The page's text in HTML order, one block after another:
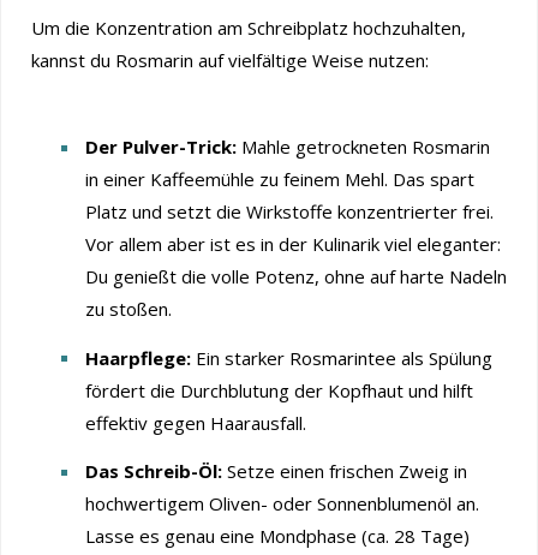
Um die Konzentration am Schreibplatz hochzuhalten,
kannst du Rosmarin auf vielfältige Weise nutzen:
Der Pulver-Trick: Mahle getrockneten Rosmarin
in einer Kaffeemühle zu feinem Mehl. Das spart
Platz und setzt die Wirkstoffe konzentrierter frei.
Vor allem aber ist es in der Kulinarik viel eleganter:
Du genießt die volle Potenz, ohne auf harte Nadeln
zu stoßen.
Haarpflege: Ein starker Rosmarintee als Spülung
fördert die Durchblutung der Kopfhaut und hilft
effektiv gegen Haarausfall.
Das Schreib-Öl: Setze einen frischen Zweig in
hochwertigem Oliven- oder Sonnenblumenöl an.
Lasse es genau eine Mondphase (ca. 28 Tage)